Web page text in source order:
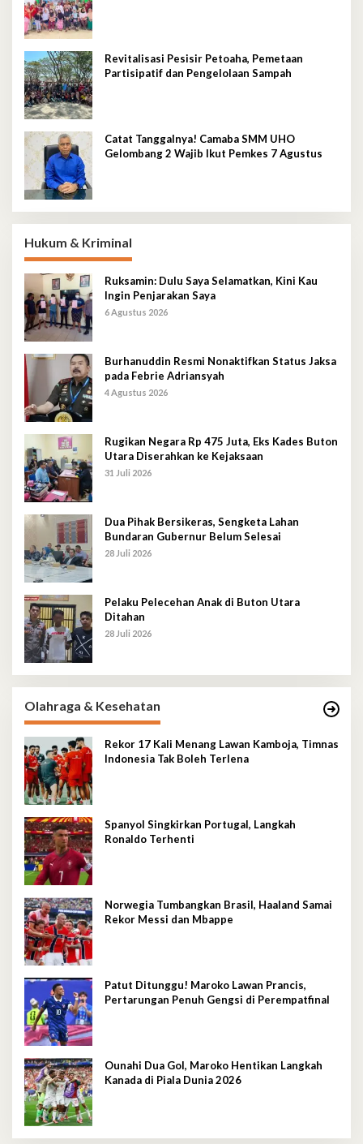
Revitalisasi Pesisir Petoaha, Pemetaan
Partisipatif dan Pengelolaan Sampah
Catat Tanggalnya! Camaba SMM UHO
Gelombang 2 Wajib Ikut Pemkes 7 Agustus
Hukum & Kriminal
Ruksamin: Dulu Saya Selamatkan, Kini Kau
Ingin Penjarakan Saya
6 Agustus 2026
Burhanuddin Resmi Nonaktifkan Status Jaksa
pada Febrie Adriansyah
4 Agustus 2026
Rugikan Negara Rp 475 Juta, Eks Kades Buton
Utara Diserahkan ke Kejaksaan
31 Juli 2026
Dua Pihak Bersikeras, Sengketa Lahan
Bundaran Gubernur Belum Selesai
28 Juli 2026
Pelaku Pelecehan Anak di Buton Utara
Ditahan
28 Juli 2026
Olahraga & Kesehatan
Rekor 17 Kali Menang Lawan Kamboja, Timnas
Indonesia Tak Boleh Terlena
Spanyol Singkirkan Portugal, Langkah
Ronaldo Terhenti
Norwegia Tumbangkan Brasil, Haaland Samai
Rekor Messi dan Mbappe
Patut Ditunggu! Maroko Lawan Prancis,
Pertarungan Penuh Gengsi di Perempatfinal
Ounahi Dua Gol, Maroko Hentikan Langkah
Kanada di Piala Dunia 2026